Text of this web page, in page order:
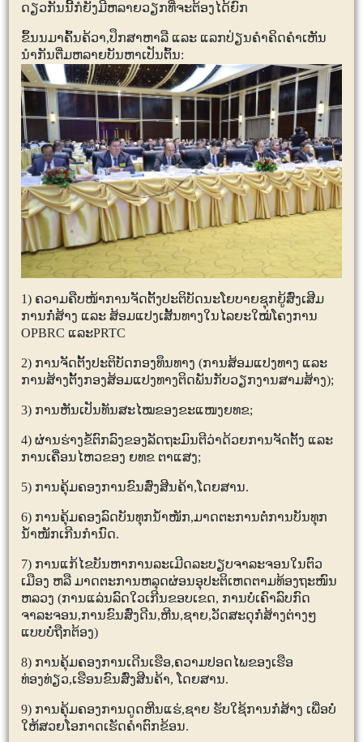
ດຽວກັນນີ້ກໍຍັງມີຫລາຍວຽກທີ່ຈະຕ້ອງໄດ້ຍົກ
ຂຶ້ນນມາຄົ້ນຄ້ວາ,ປຶກສາຫາລື ແລະ ແລກປ່ຽນຄຳຄິດຄຳເຫັນ
ນຳກັນຕື່ມຫລາຍບັນຫາເປັນຕົ້ນ:
1) ຄວາມຄືບໜ້າການຈັດຕັ້ງປະຕິບັດນະໂຍບາຍຊຸກຍູ້ສົ່ງເສີມ
ການກໍ່ສ້າງ ແລະ ສ້ອມແປງເສັ້ນທາງໃນໄລຍະໃໝ່ໂຄງການ
OPBRC ແລະPRTC
2) ການຈັດຕັ້ງປະຕິບັດກອງທຶນທາງ (ການສ້ອມແປງທາງ ແລະ
ການສ້າງຕັ້ງກອງສ້ອມແປງທາງຕິດພັນກັບວຽກງານສາມສ້າງ);
3) ການຫັນເປັນທັນສະໄໝຂອງຂະແໜງຍທຂ;
4)ຜ່ານຮ່າງຂໍ້ຕົກລົງຂອງລັດຖະມົນຕີວ່າດ້ວຍການຈັດຕັ້ງ ແລະ
ການເຄື່ອນໄຫວຂອງ ຍທຂ ຕາແສງ;
5) ການຄຸ້ມຄອງການຂົນສົ່ງສີນຄ້າ,ໂດຍສານ.
6) ການຄຸ້ມຄອງລົດບັນທຸກນໍ້າໜັກ,ມາດຕະການຕໍ່ການບັນທຸກ
ນໍ້າໜັກເກີນກໍານົດ.
7) ການແກ້ໄຂບັນຫາການລະເມີດລະບຽບຈາລະຈອນໃນຕົວ
ເມືອງ ຫລື ມາດຕະການຫລຸດຜ່ອນອຸປະຕິເຫດຕາມທ້ອງຖະໜົນ
ຫລວງ (ການແລ່ນລົດໃວເກີນຂອບເຂດ, ການບໍ່ເຄົາລົບກົດ
ຈາລະຈອນ,ການຂົນສົ່ງດີນ,ຫີນ,ຊາຍ,ວັດສະດຸກໍ່ສ້າງຕ່າງໆ
ແບບບໍ່ຖືກຕ້ອງ)
8) ການຄຸ້ມຄອງການເດີນເຮືອ,ຄວາມປອດໄພຂອງເຮືອ
ທ່ອງທ່ຽວ,ເຮືອນຂົນສົ່ງສີນຄ້າ,ໂດຍສານ.
9) ການຄຸ້ມຄອງການດູດຫີນແຮ່,ຊາຍ ຮັບໃຊ້ການກໍ່ສ້າງ ເພື່ອບໍ່
ໃຫ້ສວຍໂອກາດເຮັດຄໍາຕົກຂ້ອນ.